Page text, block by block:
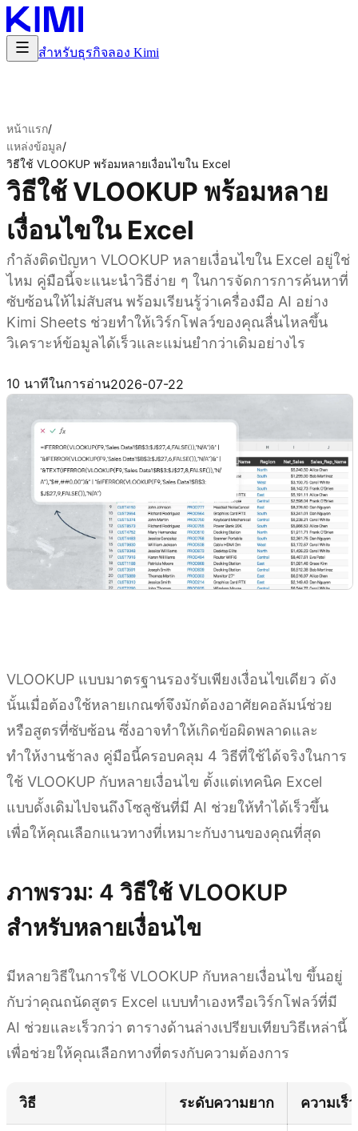
สำหรับธุรกิจลอง Kimi
หน้าแรก/
แหล่งข้อมูล/
วิธีใช้ VLOOKUP พร้อมหลายเงื่อนไขใน Excel
วิธีใช้ VLOOKUP พร้อมหลาย
เงื่อนไขใน Excel
กำลังติดปัญหา VLOOKUP หลายเงื่อนไขใน Excel อยู่ใช่
ไหม คู่มือนี้จะแนะนำวิธีง่าย ๆ ในการจัดการการค้นหาที่
ซับซ้อนให้ไม่สับสน พร้อมเรียนรู้ว่าเครื่องมือ AI อย่าง
Kimi Sheets ช่วยทำให้เวิร์กโฟลว์ของคุณลื่นไหลขึ้น
วิเคราะห์ข้อมูลได้เร็วและแม่นยำกว่าเดิมอย่างไร
10 นาทีในการอ่าน2026-07-22
VLOOKUP แบบมาตรฐานรองรับเพียงเงื่อนไขเดียว ดัง
นั้นเมื่อต้องใช้หลายเกณฑ์จึงมักต้องอาศัยคอลัมน์ช่วย
หรือสูตรที่ซับซ้อน ซึ่งอาจทำให้เกิดข้อผิดพลาดและ
ทำให้งานช้าลง คู่มือนี้ครอบคลุม 4 วิธีที่ใช้ได้จริงในการ
ใช้ VLOOKUP กับหลายเงื่อนไข ตั้งแต่เทคนิค Excel
แบบดั้งเดิมไปจนถึงโซลูชันที่มี AI ช่วยให้ทำได้เร็วขึ้น
เพื่อให้คุณเลือกแนวทางที่เหมาะกับงานของคุณที่สุด
ภาพรวม: 4 วิธีใช้ VLOOKUP
สำหรับหลายเงื่อนไข
มีหลายวิธีในการใช้ VLOOKUP กับหลายเงื่อนไข ขึ้นอยู่
กับว่าคุณถนัดสูตร Excel แบบทำเองหรือเวิร์กโฟลว์ที่มี
AI ช่วยและเร็วกว่า ตารางด้านล่างเปรียบเทียบวิธีเหล่านี้
เพื่อช่วยให้คุณเลือกทางที่ตรงกับความต้องการ
วิธี ระดับความยาก ความเร็ว